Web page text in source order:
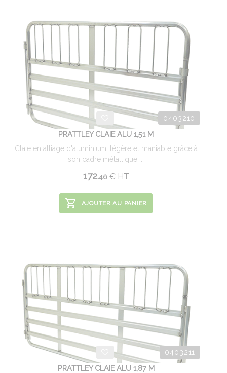
0403210
PRATTLEY CLAIE ALU 1,51 M
Claie en alliage d'aluminium, légère et maniable grâce à
son cadre métallique ...
172.46 €HT
AJOUTER AU PANIER
0403211
PRATTLEY CLAIE ALU 1,87 M